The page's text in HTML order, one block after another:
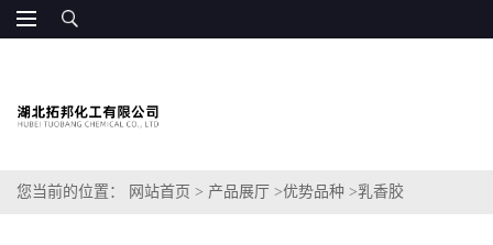
您当前的位置： 网站首页 > 产品展厅 >优势品种 >乳香胶